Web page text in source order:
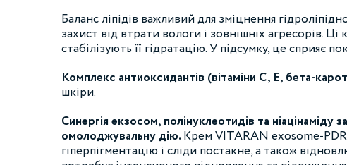
Баланс ліпідів важливий для зміцнення
захист від втрати вологи і зовнішніх агресорів.
стабілізують її гідратацію. У підсумку, це
Комплекс антиоксидантів (вітаміни С, Е, бета-
шкіри.
Синергія екзосом, полінуклеотидів та
омолоджувальну дію. Крем VITARAN exosome-
гіперпігментацію і сліди постакне, а також